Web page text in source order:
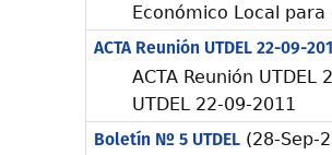
Económico Local
ACTA Reunión UTDEL 22-09-
ACTA Reunión UTDEL
UTDEL 22-09-2011
Boletín Nº 5 UTDEL(28-Sep-